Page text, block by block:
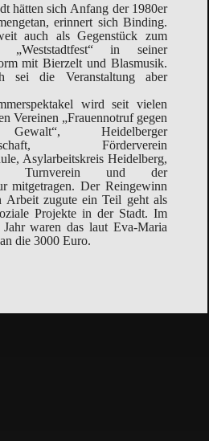
hätten sich Anfang der 1980er
erinnert sich Binding.
auch als Gegenstück zum
„Weststadtfest“ in seiner
mit Bierzelt und Blasmusik.
sei die Veranstaltung aber
wird seit vie­len
Vereinen „Frauen­notruf gegen
Heidel­berger
Förderverein
Asylarbeitskreis Heidelberg,
Turnverein und der
mitgetragen. Der Rein­gewinn
Arbeit zugute ein Teil geht als
Projekte in der Stadt. Im
Jahr waren das laut Eva-Maria
die 3000 Euro.